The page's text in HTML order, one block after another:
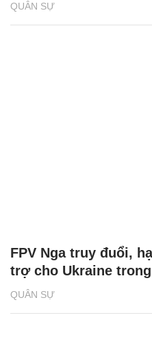
QUÂN SỰ
QUÂN SỰ
FPV Nga truy đuổi,
trợ cho Ukraine